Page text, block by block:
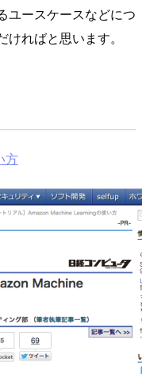
ユースケースなどにつ
ればと思います。
方